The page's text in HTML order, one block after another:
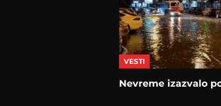
VESTI
Nevreme izazvalo